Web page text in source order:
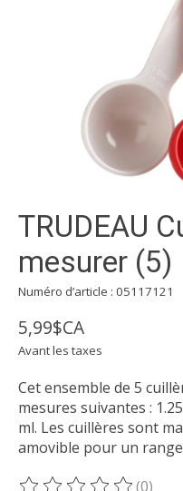
TRUDEAU
mesurer (5)
Numéro d’article : 05117121
5,99$CA
Avant les taxes
Cet ensemble de 5
mesures suivantes :
ml. Les cuillères sont
amovible pour un
(0)